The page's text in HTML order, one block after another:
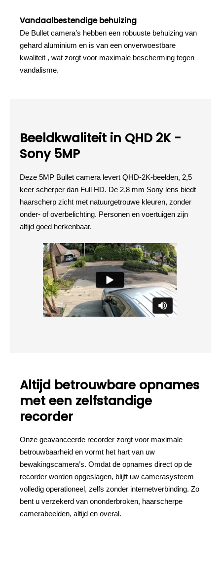
Vandaalbestendige behuizing
De Bullet camera’s hebben een robuuste behuizing van
gehard aluminium en is van een onverwoestbare
kwaliteit , wat zorgt voor maximale bescherming tegen
vandalisme.
Beeldkwaliteit in QHD 2K -
Sony 5MP
Deze 5MP Bullet camera levert QHD-2K-beelden, 2,5
keer scherper dan Full HD. De 2,8 mm Sony lens biedt
haarscherp zicht met natuurgetrouwe kleuren, zonder
onder- of overbelichting. Personen en voertuigen zijn
altijd goed herkenbaar.
Altijd betrouwbare opnames
met een zelfstandige
recorder
Onze geavanceerde recorder zorgt voor maximale
betrouwbaarheid en vormt het hart van uw
bewakingscamera’s. Omdat de opnames direct op de
recorder worden opgeslagen, blijft uw camerasysteem
volledig operationeel, zelfs zonder internetverbinding. Zo
bent u verzekerd van ononderbroken, haarscherpe
camerabeelden, altijd en overal.